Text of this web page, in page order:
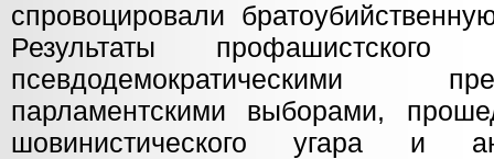
спровоцировали
Результаты профашистского
псевдодемократическими
парламентскими выборами,
шовинистического угара и